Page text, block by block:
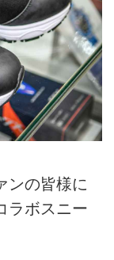
ンの皆様に
ラボスニー